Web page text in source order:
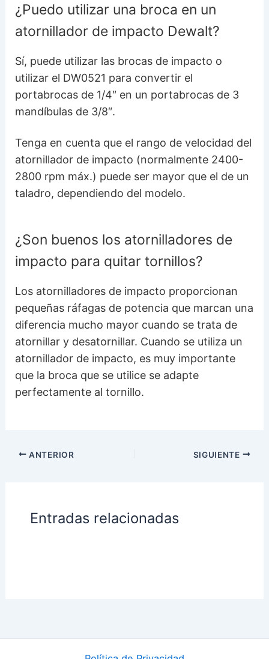
¿Puedo utilizar una broca en un
atornillador de impacto Dewalt?
Sí, puede utilizar las brocas de impacto o
utilizar el DW0521 para convertir el
portabrocas de 1/4″ en un portabrocas de 3
mandíbulas de 3/8″.
Tenga en cuenta que el rango de velocidad del
atornillador de impacto (normalmente 2400-
2800 rpm máx.) puede ser mayor que el de un
taladro, dependiendo del modelo.
¿Son buenos los atornilladores de
impacto para quitar tornillos?
Los atornilladores de impacto proporcionan
pequeñas ráfagas de potencia que marcan una
diferencia mucho mayor cuando se trata de
atornillar y desatornillar. Cuando se utiliza un
atornillador de impacto, es muy importante
que la broca que se utilice se adapte
perfectamente al tornillo.
ANTERIOR SIGUIENTE
Entradas relacionadas